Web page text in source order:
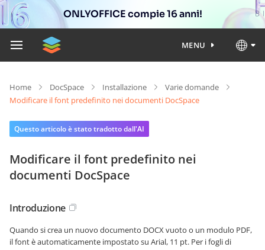
ONLYOFFICE compie 16 anni!
MENU
Home DocSpace Installazione
Varie domande
Modificare il font predefinito nei documenti DocSpace
Questo articolo è stato tradotto dall'AI
Modificare il font predefinito nei
documenti DocSpace
Introduzione
Quando si crea un nuovo documento DOCX vuoto o un modulo PDF,
il font è automaticamente impostato su Arial, 11 pt. Per i fogli di